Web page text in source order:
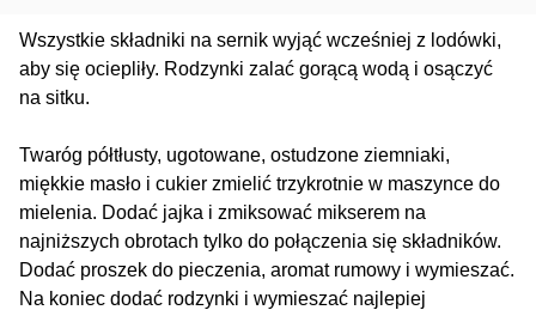
Wszystkie składniki na sernik wyjąć wcześniej z lodówki,
aby się ociepliły. Rodzynki zalać gorącą wodą i osączyć
na sitku.
Twaróg półtłusty, ugotowane, ostudzone ziemniaki,
miękkie masło i cukier zmielić trzykrotnie w maszynce do
mielenia. Dodać jajka i zmiksować mikserem na
najniższych obrotach tylko do połączenia się składników.
Dodać proszek do pieczenia, aromat rumowy i wymieszać.
Na koniec dodać rodzynki i wymieszać najlepiej